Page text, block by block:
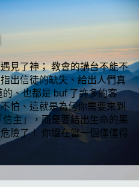
見了神； 教會的講台不能不
出信徒的缺失、給出人們真
、也都是 buf 了許多的客
怕、這就是為何你需要來到
主」，而是要結出生命的果
險了！ 你還在當一個僅僅得